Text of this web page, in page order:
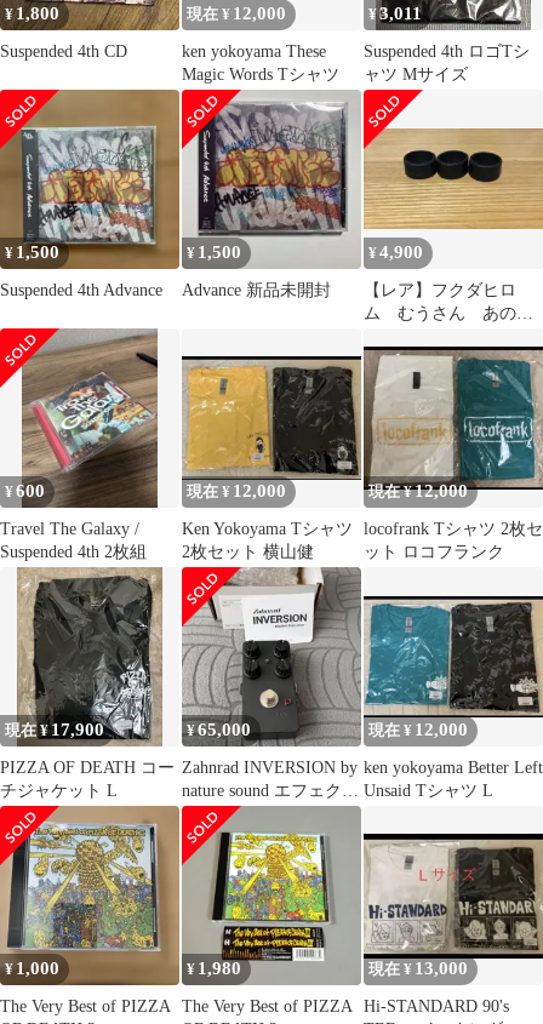
¥ 1,800
Suspended 4th CD
現在 ¥ 12,000
ken yokoyama These
Magic Words Tシャツ
¥3,011
Suspended 4th ロゴTシ
ャツ Mサイズ
¥ 1,500
Suspended 4th Advance
¥ 1,500
Advance 新品未開封
¥4,900
【レア】フクダヒロ
ム むうさん あのリ
¥600
Travel The Galaxy /
Suspended 4th 2枚組
現在 ¥ 12,000
Ken Yokoyama Tシャツ
2枚セット 横山健
現在 ¥12,000
locofrank Tシャツ 2枚セ
ット ロコフランク
現在 ¥17,900
PIZZA OF DEATH コー
チジャケット L
¥65,000
Zahnrad INVERSION by
nature sound エフェクタ
ー
現在 ¥ 12,000
ken yokoyama Better Left
Unsaid Tシャツ L
¥ 1,000
The Very Best of PIZZA
¥ 1,980
The Very Best of PIZZA
現在 ¥ 13,000
Hi-STANDARD 90's